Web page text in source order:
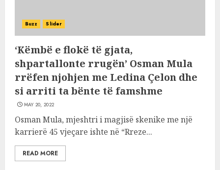
Buzz Slider
‘Këmbë e flokë të gjata,
shpartallonte rrugën’ Osman Mula
rrëfen njohjen me Ledina Çelon dhe
si arriti ta bënte të famshme
MAY 20, 2022
Osman Mula, mjeshtri i magjisë skenike me një
karrierë 45 vjeçare ishte në “Rreze...
READ MORE